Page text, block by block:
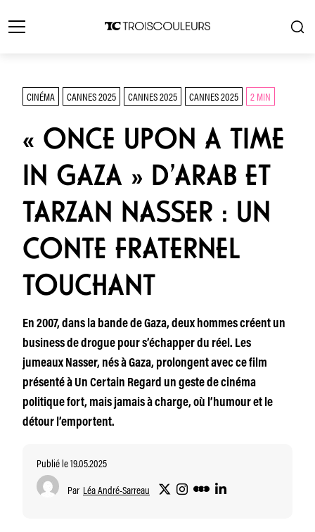
CINÉMA CANNES 2025 CANNES 2025 CANNES 2025 2 MIN
« ONCE UPON A TIME
IN GAZA » D’ARAB ET
TARZAN NASSER : UN
CONTE FRATERNEL
TOUCHANT
En 2007, dans la bande de Gaza, deux hommes créent un
business de drogue pour s’échapper du réel. Les
jumeaux Nasser, nés à Gaza, prolongent avec ce film
présenté à Un Certain Regard un geste de cinéma
politique fort, mais jamais à charge, où l’humour et le
détour l’emportent.
Publié le 19.05.2025
Par Léa André-Sarreau